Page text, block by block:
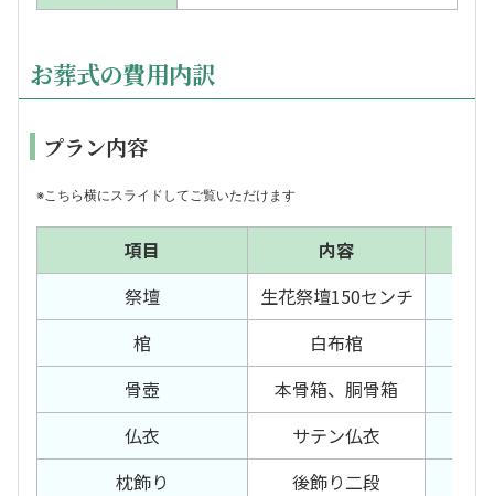
お葬式の費用内訳
プラン内容
※こちら横にスライドしてご覧いただけます
項目 内容
祭壇
生花祭壇150センチ
棺
白布棺
骨壺
本骨箱、胴骨箱
仏衣
サテン仏衣
枕飾り
後飾り二段